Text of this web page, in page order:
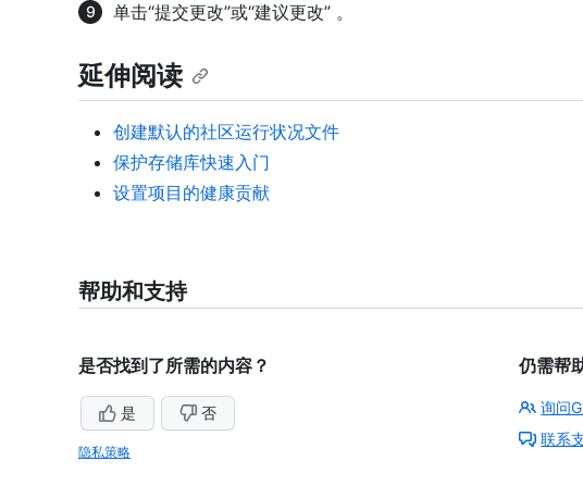
单击“提交更改”或“建议更改” 。
延伸阅读
创建默认的社区运行状况文件
保护存储库快速入门
设置项目的健康贡献
帮助和支持
是否找到了所需的内容？
是 否
隐私策略
仍需帮
询问
联系